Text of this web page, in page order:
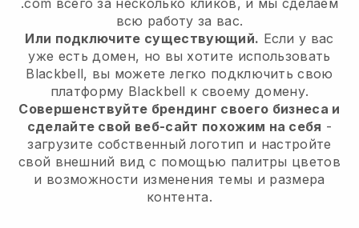
.com всего за несколько кликов, и мы сделаем
всю работу за вас.
Или подключите существующий. Если у вас
уже есть домен, но вы хотите использовать
Blackbell, вы можете легко подключить свою
платформу Blackbell к своему домену.
Совершенствуйте брендинг своего бизнеса и
сделайте свой веб-сайт похожим на себя -
загрузите собственный логотип и настройте
свой внешний вид с помощью палитры цветов
и возможности изменения темы и размера
контента.